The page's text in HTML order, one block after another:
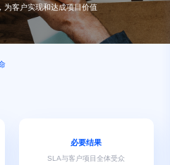
为客户实现和达成项目价值
必要结果
SLA与客户项目全体受众